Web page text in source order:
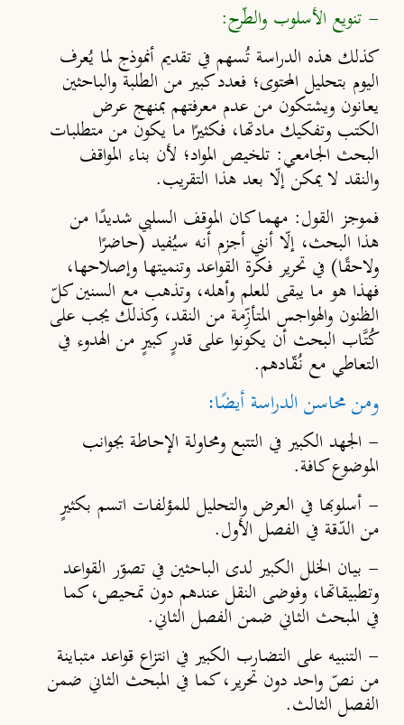
- تنويع الأسلوب والطّرح:
كذلك هذه الدراسة تُسهم في تقديم أنموذج لما يُعرف
اليوم بتحليل المحتوى؛ فعدد كبير من الطلبة والباحثين
يعانون ويشتكون من عدم معرفتهم بمنهج عرض
الكتب وتفكيك مادتها، فكثيرًا ما يكون من متطلبات
البحث الجامعي: تلخيص المواد؛ لأن بناء المواقف
والنقد لا يمكن إلّا بعد هذا التقريب.
فموجز القول: مهما كان الموقف السلبي شديدًا من
هذا البحث، إلّا أنني أجزم أنه سيُفيد (حاضرًا
ولاحقًا) في تحرير فكرة القواعد وتنميتها وإصلاحها،
فهذا هو ما يبقى للعلم وأهله، وتذهب مع السنين كلّ
الظنون والهواجس المتأزِّمة من النقد، وكذلك يجب على
كُتَّاب البحث أن يكونوا على قدرٍ كبيرٍ من الهدوء في
التعاطي مع نُقّادهم.
ومن محاسن الدراسة أيضًا:
- الجهد الكبير في التتبع ومحاولة الإحاطة بجوانب
الموضوع كافة.
- أسلوبها في العرض والتحليل للمؤلفات اتسم بكثيرٍ
من الدّقة في الفصل الأول.
- بيان الخلل الكبير لدى الباحثين في تصوّر القواعد
وتطبيقاتها، وفوضى النقل عندهم دون تمحيص، كما
في المبحث الثاني ضمن الفصل الثاني.
- التنبيه على التضارب الكبير في انتزاع قواعد متباينة
من نصّ واحد دون تحرير، كما في المبحث الثاني ضمن
الفصل الثالث.